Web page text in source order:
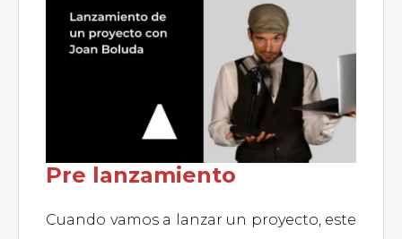
Pre lanzamiento
Cuando vamos a lanzar un proyecto, este